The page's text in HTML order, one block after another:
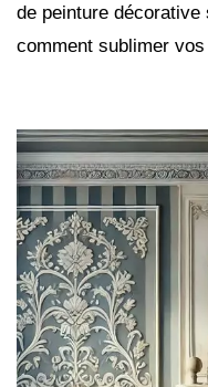
de peinture
comment sublimer